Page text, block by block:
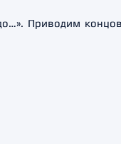
Приводим